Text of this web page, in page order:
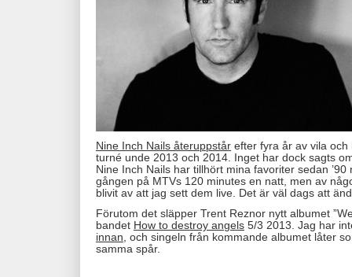
Nine Inch Nails återuppstår efter fyra år av vila
turné unde 2013 och 2014. Inget har dock sagts
Nine Inch Nails har tillhört mina favoriter sedan
gången på MTVs 120 minutes en natt, men av
blivit av att jag sett dem live. Det är väl dags att
Förutom det släpper Trent Reznor nytt albumet
bandet How to destroy angels 5/3 2013. Jag har
innan, och singeln från kommande albumet låter
samma spår.